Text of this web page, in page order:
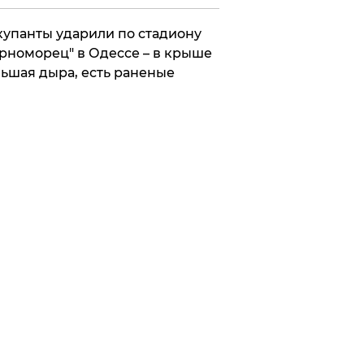
ударили по стадиону
в Одессе – в крыше
дыра, есть раненые